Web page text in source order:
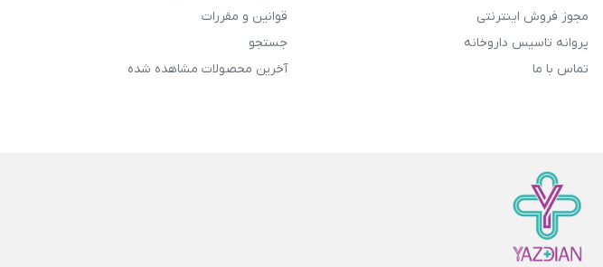
مجوز فروش اینترنتی
پروانه تاسیس داروخانه
تماس با ما
قوانین و مقررات
جستجو
آخرین محصولات مشاهده شده